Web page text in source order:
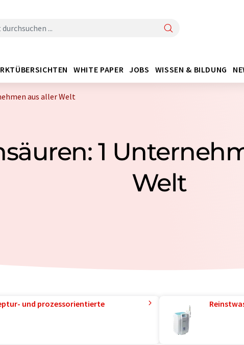
WHITE PAPER JOBS WISSEN & BILDUNG
aus aller Welt
1
Welt
und prozessorientierte